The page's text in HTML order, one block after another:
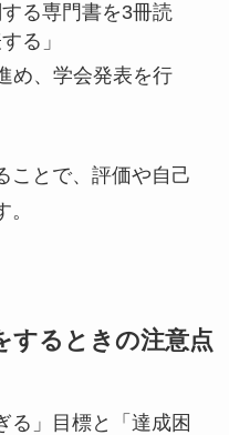
る専門書を3冊読
る」
め、学会発表を行
ことで、評価や自己
するときの注意点
る」目標と「達成困